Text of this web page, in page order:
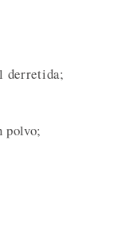
derretida;
polvo;